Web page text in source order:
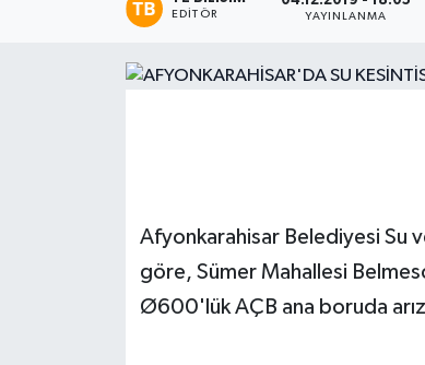
EDITÖR YAYINLANMA
Afyonkarahisar Belediyesi Su
göre, Sümer Mahallesi
Ø600'lük AÇB ana boruda